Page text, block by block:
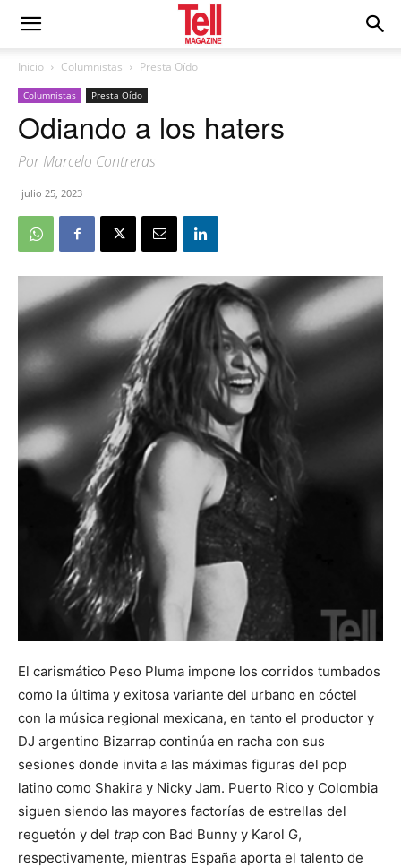
Inicio Columnistas Presta Oído
Columnistas Presta Oído
Odiando a los haters
Por Marcelo Contreras
julio 25, 2023
El carismático Peso Pluma impone los corridos tumbados
como la última y exitosa variante del urbano en cóctel
con la música regional mexicana, en tanto el productor y
DJ argentino Bizarrap continúa en racha con sus
sesiones donde invita a las máximas figuras del pop
latino como Shakira y Nicky Jam. Puerto Rico y Colombia
siguen siendo las mayores factorías de estrellas del
reguetón y del trap con Bad Bunny y Karol G,
respectivamente, mientras España aporta el talento de